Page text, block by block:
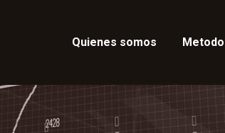
Quienes somos